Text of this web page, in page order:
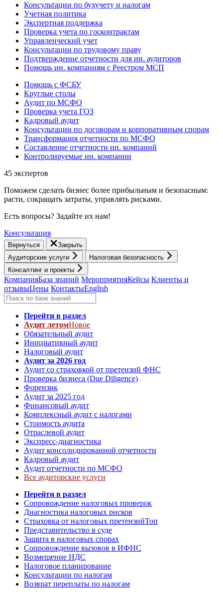
Консультации по бухучету и налогам
Учетная политика
Экспертная поддержка
Проверка учета по госконтрактам
Управленческий учет
Консультации по трудовому праву
Подтверждение отчетности для ин. аудиторов
Помощь ин. компаниям с Реестром МСП
Помощь с ФСБУ
Круглые столы
Аудит по МСФО
Проверка учета ГОЗ
Кадровый аудит
Консультации по договорам и корпоративным спорам
Трансформация отчетности по МСФО
Составление отчетности ин. компаний
Контролируемые ин. компании
45 экспертов
Поможем сделать бизнес более прибыльным и безопасным:
расти, cокращать затраты, управлять рисками.
Есть вопросы? Задайте их нам!
Консультация
Вернуться
Закрыть
Аудиторские услуги
Налоговая безопасность
Консалтинг и проекты
КомпанияБаза знаний МероприятияКейсы Клиенты и
отзывыЦены КонтактыEnglish
Перейти в раздел
Аудит летомНовое
Обязательный аудит
Инициативный аудит
Налоговый аудит
Аудит за 2026 год
Аудит со страховкой от претензий ФНС
Проверка бизнеса (Due Diligence)
Форензик
Аудит за 2025 год
Финансовый аудит
Комплексный аудит с налогами
Стоимость аудита
Отраслевой аудит
Экспресс-диагностика
Аудит консолидированной отчетности
Кадровый аудит
Аудит отчетности по МСФО
Все аудиторские услуги
Перейти в раздел
Сопровождение налоговых проверок
Диагностика налоговых рисков
Страховка от налоговых претензийТоп
Представительство в суде
Защита в налоговых спорах
Сопровождение вызовов в ИФНС
Возмещение НДС
Налоговое планирование
Консультации по налогам
Возврат переплаты по налогам